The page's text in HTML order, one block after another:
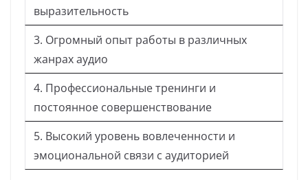
выразительность
3. Огромный опыт работы в различных
жанрах аудио
4. Профессиональные тренинги и
постоянное совершенствование
5. Высокий уровень вовлеченности и
эмоциональной связи с аудиторией